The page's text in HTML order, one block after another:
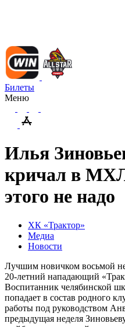
Билеты
Меню
Илья
кричал в
этого не надо
ХК «Трактор»
Медиа
Новости
Лучшим новичком восьмой
20-летний нападающий
Воспитанник челябинской
попадает в состав родного
работы под руководством
предыдущая неделя